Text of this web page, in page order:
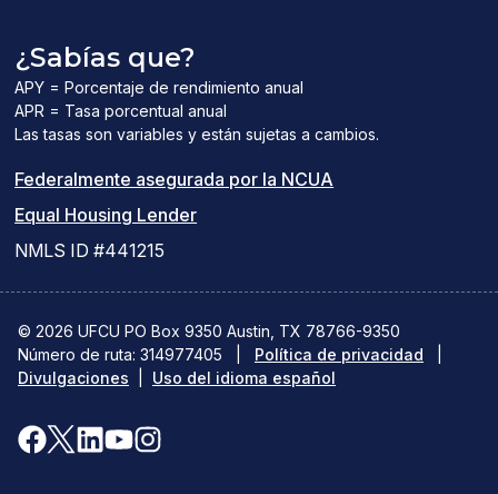
¿Sabías que?
APY = Porcentaje de rendimiento anual
APR = Tasa porcentual anual
Las tasas son variables y están sujetas a cambios.
Federalmente asegurada por la NCUA
abre
una
nueva
Equal Housing Lender(el
una
nueva
ventana)
NMLS ID #441215
© 2026 UFCU PO Box 9350 Austin, TX 78766-9350
Número de ruta: 314977405
Política de privacidad
Divulgaciones
Uso del idioma español
Facebook
X(se LinkedIn
YouTubeInstagram